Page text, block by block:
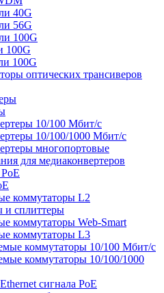
40G
56G
100G
100G
100G
оптических трансиверов
10/100 Мбит/с
10/100/1000 Мбит/c
многопортовые
для медиаконвертеров
коммутаторы L2
сплиттеры
коммутаторы Web-Smart
коммутаторы L3
коммутаторы 10/100 Мбит/с
коммутаторы 10/100/1000
сигнала PoE